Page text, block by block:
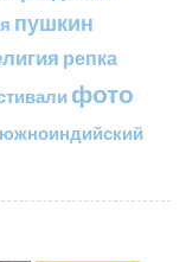
пушкин
репка
фото
южноиндийский